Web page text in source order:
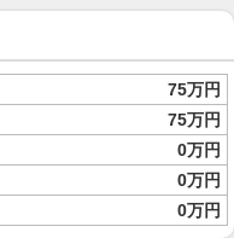
75万円
75万円
0万円
0万円
0万円